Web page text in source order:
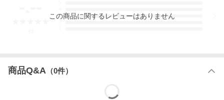
3
この商品に関するレビューはありません
商品Q&A （0件）